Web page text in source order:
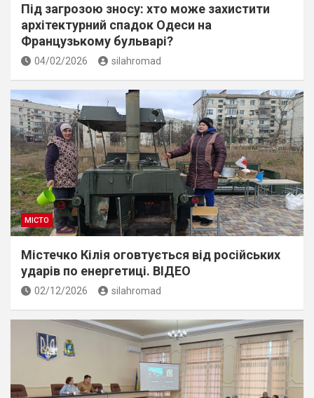
Під загрозою зносу: хто може захистити
архітектурний спадок Одеси на
Французькому бульварі?
04/02/2026 silahromad
МІСТО
Містечко Кілія оговтується від російських
ударів по енергетиці. ВІДЕО
02/12/2026 silahromad